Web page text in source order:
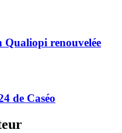
Qualiopi renouvelée
de Caséo